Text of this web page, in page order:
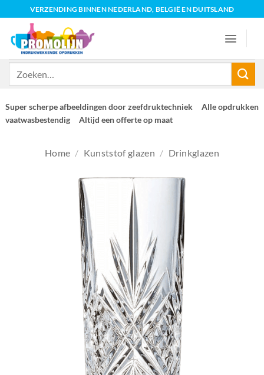
naar
inhoud
VERZENDING BINNEN NEDERLAND, BELGIË EN DUITSLAND
Super scherpe afbeeldingen door zeefdruktechniek Alle opdrukken
vaatwasbestendig Altijd een offerte op maat
Home / Kunststof glazen / Drinkglazen